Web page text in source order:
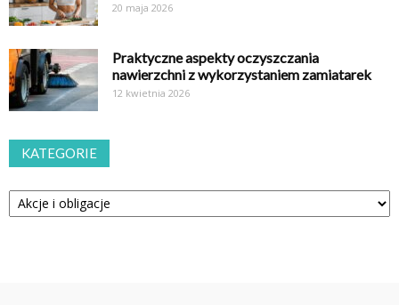
20 maja 2026
Praktyczne aspekty oczyszczania
nawierzchni z wykorzystaniem zamiatarek
12 kwietnia 2026
KATEGORIE
Kategorie